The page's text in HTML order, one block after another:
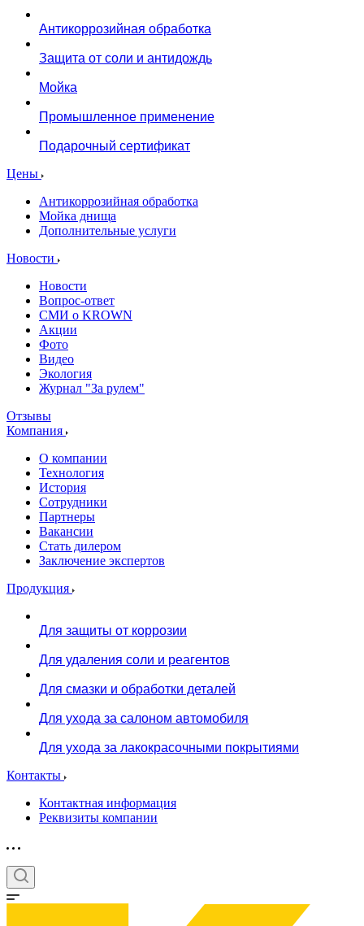
Антикоррозийная обработка
Защита от соли и антидождь
Мойка
Промышленное применение
Подарочный сертификат
Цены
Антикоррозийная обработка
Мойка днища
Дополнительные услуги
Новости
Новости
Вопрос-ответ
СМИ о KROWN
Акции
Фото
Видео
Экология
Журнал "За рулем"
Отзывы
Компания
О компании
Технология
История
Сотрудники
Партнеры
Вакансии
Стать дилером
Заключение экспертов
Продукция
Для защиты от коррозии
Для удаления соли и реагентов
Для смазки и обработки деталей
Для ухода за салоном автомобиля
Для ухода за лакокрасочными покрытиями
Контакты
Контактная информация
Реквизиты компании